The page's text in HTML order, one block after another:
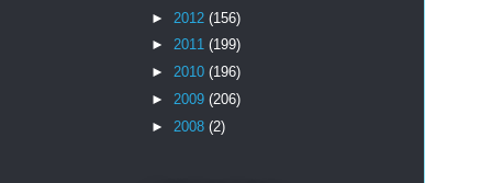
► 2012 (156)
► 2011 (199)
► 2010 (196)
► 2009 (206)
► 2008 (2)